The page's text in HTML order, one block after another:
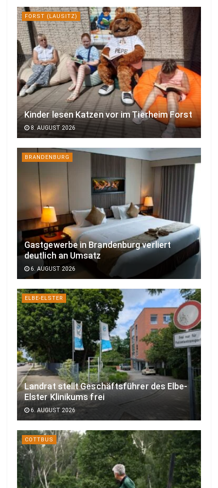
FORST (LAUSITZ)
Kinder lesen Katzen vor im Tierheim Forst
8. AUGUST 2026
BRANDENBURG
Gastgewerbe in Brandenburg verliert
deutlich an Umsatz
6. AUGUST 2026
ELBE-ELSTER
Landrat stellt Geschäftsführer des Elbe-
Elster Klinikums frei
6. AUGUST 2026
COTTBUS